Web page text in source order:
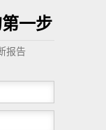
一步
报告